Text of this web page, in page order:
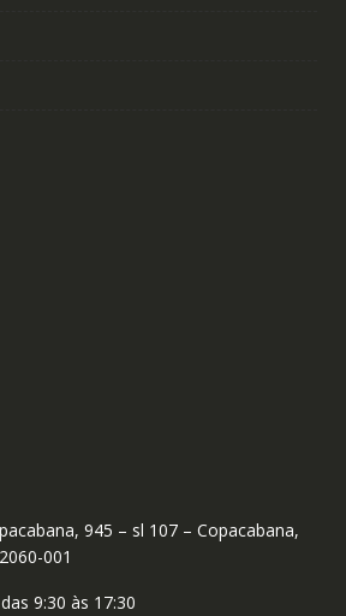
945 – sl 107 – Copacabana,
001
9:30 às 17:30